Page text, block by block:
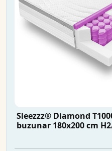
Sleezzz® Diamond
buzunar 180x200 cm